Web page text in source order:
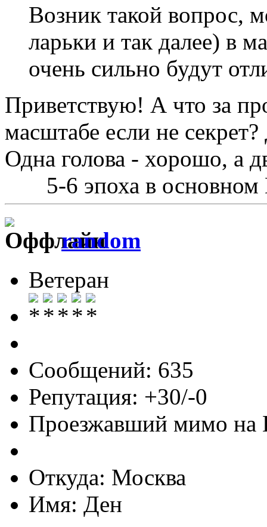
Возник такой вопрос,
ларьки и так далее) в
очень сильно будут
Приветствую! А что за
масштабе если не
Одна голова - хорошо, а
5-6 эпоха в основном
random
Ветеран
Сообщений: 635
Репутация: +30/-0
Проезжавший мимо
Откуда: Москва
Имя: Ден